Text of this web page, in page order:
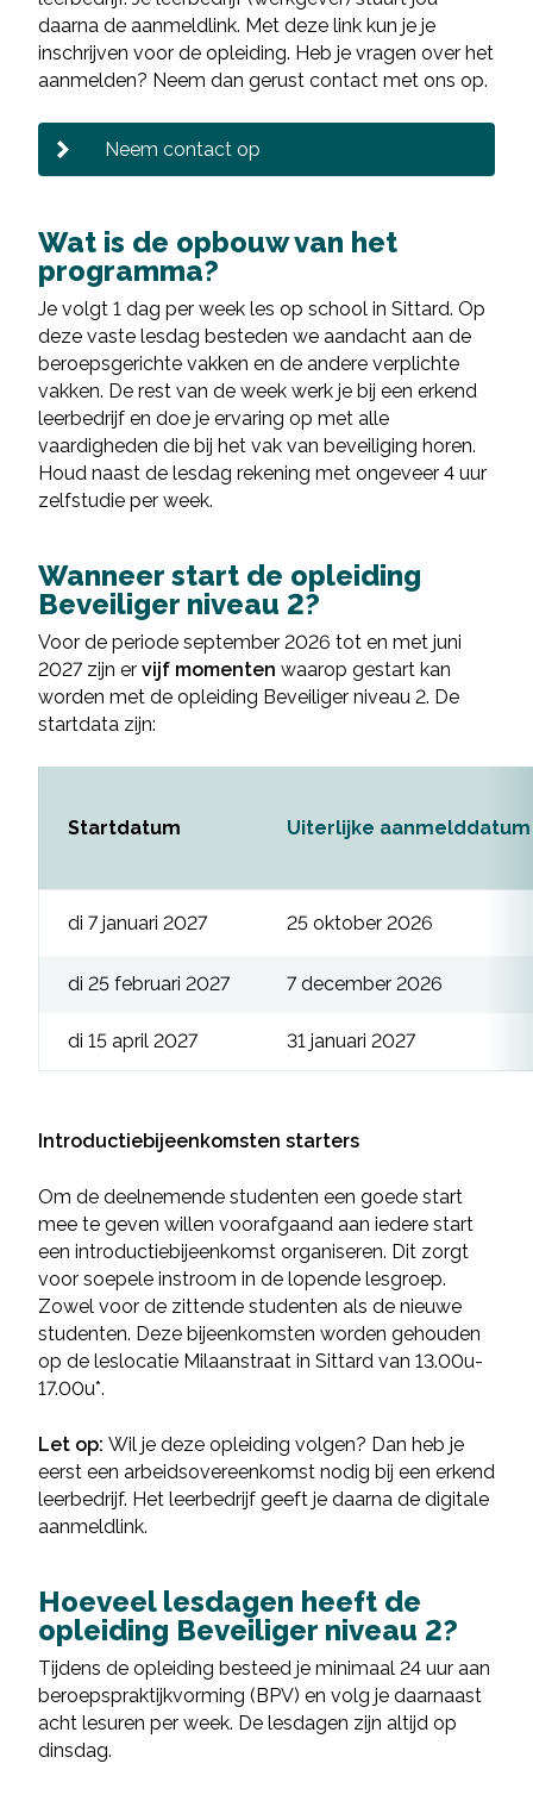
daarna de aanmeldlink. Met deze link kun je je
inschrijven voor de opleiding. Heb je vragen over het
aanmelden? Neem dan gerust contact met ons op.
Neem contact op
Wat is de opbouw van het
programma?
Je volgt 1 dag per week les op school in Sittard. Op
deze vaste lesdag besteden we aandacht aan de
beroepsgerichte vakken en de andere verplichte
vakken. De rest van de week werk je bij een erkend
leerbedrijf en doe je ervaring op met alle
vaardigheden die bij het vak van beveiliging horen.
Houd naast de lesdag rekening met ongeveer 4 uur
zelfstudie per week.
Wanneer start de opleiding
Beveiliger niveau 2?
Voor de periode september 2026 tot en met juni
2027 zijn er vijf momenten waarop gestart kan
worden met de opleiding Beveiliger niveau 2. De
startdata zijn:
Startdatum Uiterlijke aanmelddatum
di 7 januari 2027 25 oktober 2026
di 25 februari 2027 7 december 2026
di 15 april 2027 31 januari 2027
Introductiebijeenkomsten starters
Om de deelnemende studenten een goede start
mee te geven willen voorafgaand aan iedere start
een introductiebijeenkomst organiseren. Dit zorgt
voor soepele instroom in de lopende lesgroep.
Zowel voor de zittende studenten als de nieuwe
studenten. Deze bijeenkomsten worden gehouden
op de leslocatie Milaanstraat in Sittard van 13.00u-
17.00u*.
Let op: Wil je deze opleiding volgen? Dan heb je
eerst een arbeidsovereenkomst nodig bij een erkend
leerbedrijf. Het leerbedrijf geeft je daarna de digitale
aanmeldlink.
Hoeveel lesdagen heeft de
opleiding Beveiliger niveau 2?
Tijdens de opleiding besteed je minimaal 24 uur aan
beroepspraktijkvorming (BPV) en volg je daarnaast
acht lesuren per week. De lesdagen zijn altijd op
dinsdag.